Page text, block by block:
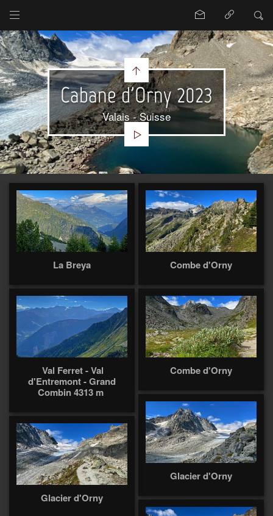
Cabane d'Orny 2023
Valais - Suisse
La Breya Combe d'Orny
Val Ferret - Val
d'Entremont - Grand
Combin 4313 m
Combe d'Orny
Glacier d'Orny
Glacier d'Orny